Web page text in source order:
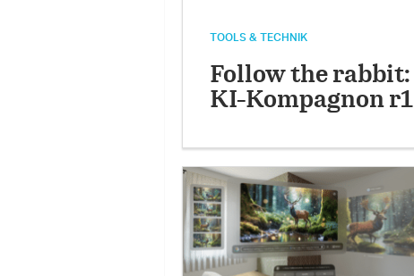
TOOLS & TECHNIK
Follow the rabbit:
KI-Kompagnon r1